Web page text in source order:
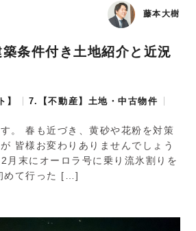
藤本大樹
築条件付き土地紹介と近況
】 7.【不動産】土地・中古物件
。 春も近づき、黄砂や花粉を対策
皆様お変わりありませんでしょう
末にオーロラ号に乗り流氷割りを
めて行った […]